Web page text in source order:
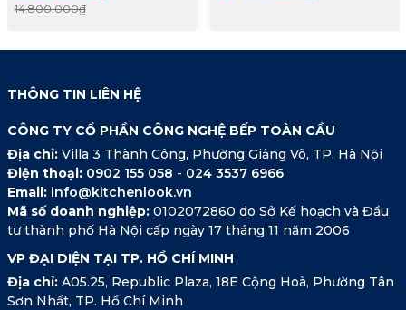
14.800.000₫
THÔNG TIN LIÊN HỆ
CÔNG TY CỔ PHẦN CÔNG NGHỆ BẾP TOÀN CẦU
Địa chỉ: Villa 3 Thành Công, Phường Giảng Võ, TP. Hà Nội
Điện thoại: 0902 155 058 - 024 3537 6966
Email: info@kitchenlook.vn
Mã số doanh nghiệp:0102072860 do Sở Kế hoạch và Đầu
tư thành phố Hà Nội cấp ngày 17 tháng 11 năm 2006
VP ĐẠI DIỆN TẠI TP. HỒ CHÍ MINH
Địa chỉ: A05.25, Republic Plaza, 18E Cộng Hoà, Phường Tân
Sơn Nhất, TP. Hồ Chí Minh